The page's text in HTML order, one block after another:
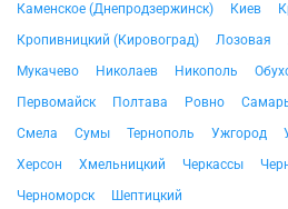
Каменское (Днепродзержинск)
Киев
Кропивницкий (Кировоград)
Лозовая
Мукачево
Николаев Никополь
Первомайск
Полтава Ровно
Смела
Сумы Тернополь Ужгород
Херсон
Хмельницкий Черкассы
Черноморск
Шептицкий